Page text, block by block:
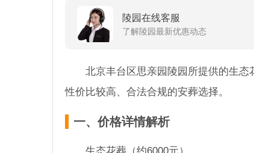
陵园在线客服
了解陵园最新优惠动态
北京丰台区思亲园陵园所提供的生
性价比较高、合法合规的安葬选择。
一、价格详情解析